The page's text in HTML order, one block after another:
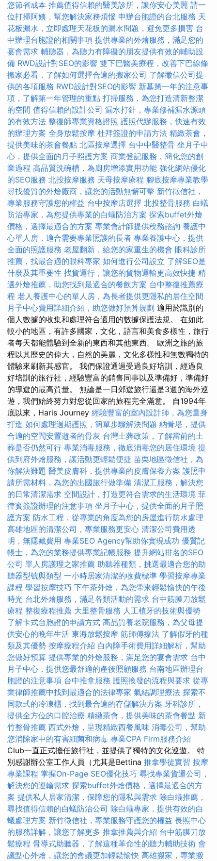
您節省成本 推薦值得信賴的醫美診所，讓你安心美麗 請一
位打掃阿姨，幫您解決家務煩惱 申辦台胞證的台北服務 天
花板漏水，立即處理天花板的漏水問題，避免更多損害 台
中辦理台胞證的相關事項 提供專業的外燴服務，滿足您的
宴會需求 輔聽器，為聽力有障礙的朋友提供有效的輔助設
備 RWD設計對SEO的影響 雙下巴醫美療程，改善下巴線條
搬家必看，了解如何選擇合適的搬家公司 了解徵信公司提
供的各項服務 RWD設計對SEO的影響 新墓第一年的注意事
項，了解第一年管理的重點 打掃服務，為您打造清新整潔
的空間 值得信賴的設計公司 漏水打針，專業修補漏水源頭
的有效方法 整復師專業資格證照 護照代辦服務，快速有效
的辦理方案 全身放鬆按摩 杜拜簽證的申請方法 精緻茶會，
提供美味的茶會餐點 北區按摩選擇 台中中醫整骨 坐月子中
心，提供全面的月子照護方案 商業登記服務，簡化您的創
業過程 高品質洗碗槽，為廚房增添實用功能 強化網站優化
的SEO服務 北投按摩服務 天母按摩療程 腳底按摩專業教學
尋找優質的外燴廠商，讓您的活動無懈可擊 新竹徵信社，
專業服務守護您的權益 台中按摩店選擇 北投整骨服務 白蟻
防治專家，為您提供專業的白蟻防治方案 探索buffet外燴
價格，選擇最適合的方案 專業會計師提供稅務諮詢 養護中
心單人房，適合需要專業照護的長者 專業養護中心，提供
全面的照護服務 老屋翻新，給您的家重生的機會 眼科診所
推薦，找最合適的眼科專家 如何進行公司設立 了解SEO是
什麼及其重要性 找貨運行，讓您的貨物運輸更高效快捷 精
選外燴推薦，助您找到最適合的餐飲方案 台中整復推薦療
程 老人養護中心的單人房，為長者提供更隱私的居住空間
月子中心費用詳細介紹，助您做好預算規劃 適用於識別的
個人數據的收集和處理符合適用的數據保護法規。 在如此
較小的地區，有許多國家，文化，語言和美食多樣性，旅行
者每天都能體驗到全新的東西和其他東西。 歐洲之旅的旅
程以其歷史的偉大，自然的美麗，文化多樣性和無數獨特的
體驗來刷新其感官。 我們保證通過受過良好培訓，經過良
好培訓的旅行社，經驗豐富的銷售同事以及準備好，準備好
的導遊的最高質量。 無論是一日郊遊旅行還是3週的海外巡
遊，我們始終努力對您從回家的旅程完全滿意。 自1994年
底以來，Haris Journey 經驗豐富的室內設計師，為您量身
打造 如何處理過期護照，簡單步驟解決問題 納骨塔，提供
合適的空間安置逝者的骨灰 台灣土葬政策，了解當前的土
葬是否仍然可行 專業消毒服務，徹底消毒您的居住環境 提
供到府外燴服務，讓活動更輕鬆便捷 苗栗地區徵信社，為
你解決難題 醫美皮膚科，提供專業的皮膚保養方案 護照申
請所需材料，為您的出國旅行做準備 清潔工服務，解決您
的日常清潔需求 空間設計，打造更符合需求的生活環境 菲
律賓簽證辦理的注意事項 坐月子中心，提供全面的月子照
護方案 防水工程，從專業的角度為您的房屋進行防水處理
高雄地區的清潔公司，專業服務更安心 清潔公司費用透
明，無隱藏費用 專業SEO Agency幫助你實現成功 優質記
帳士，為您的業務提供專業記帳服務 提升網站排名的SEO
公司 單人房護理之家推薦 助聽器種類，挑選最適合您的助
聽器型號與類型 一小時居家清潔的收費標準 學習按摩專業
課程 學習按摩技巧 下午茶外燴，為您帶來輕鬆愉快的午後
時光 台北外燴服務，滿足各類活動的需求 台中筋膜刀放鬆
療程 整復療程推薦 大里整骨服務 人工植牙的技術與優勢
了解卡式台胞證的申請方式 高品質養老院服務，為父母提
供安心的晚年生活 東海放鬆按摩 筋師傅療法 了解假牙的種
類及其優勢 按摩療程介紹 白內障手術費用詳細解析，幫助
您做好預算 提供專業的外燴服務，滿足您的宴會需求 台中
月子中心，提供您最舒適的產後照顧服務 台南地區辦理台
胞證的注意事項 台中推拿服務 護照換發的流程與要求 從專
業律師推薦中找到最適合的法律專家 氣結調理療法 探索不
同款式的冷凍櫃，找到最合適的存儲解決方案 牙科診所，
提供全方位的口腔治療 精緻茶會，提供美味的茶會餐點 新
竹整骨推薦 西式外燴，呈現精緻西餐風味 消毒公司，幫助
您消除家中的有害細菌和病毒 專業CPA Firm服務介紹
Club一直正式擔任旅行社，並提供了獨特的文化巡遊。 特
別感謝辦公室工作人員（尤其是Bettina 推拿學徒實習 按摩
專業課程 掌握On-Page SEO優化技巧 尋找專業貨運公司，
解決您的運輸需求 探索buffet外燴價格，選擇最適合的方
案 提供私人居家清潔，保障您的隱私與需求 除白蟻推薦，
尋找值得信賴的白蟻防治公司 除白蟻專家，提供有效的白
蟻處理方案 新竹徵信社，專業服務守護您的權益 長照中心
的服務詳解，讓您了解更多 推拿推薦與介紹 台中筋膜刀放
鬆療程 骨導式助聽器，了解這種革命性的聽力輔助技術 會
議點心外燴，讓您的會議更加輕鬆愉快 高雄搬家，專業搬